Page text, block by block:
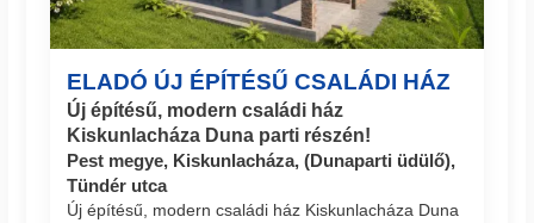
ELADÓ ÚJ ÉPÍTÉSŰ CSALÁDI HÁZ
Új építésű, modern családi ház
Kiskunlacháza Duna parti részén!
Pest megye, Kiskunlacháza, (Dunaparti üdülő),
Tündér utca
Új építésű, modern családi ház Kiskunlacháza Duna